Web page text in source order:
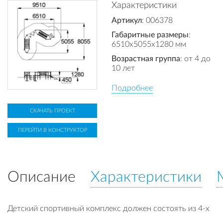
Характеристики
Артикул: 006378
Габаритные размеры:
6510x5055x1280 мм
Возрастная группа: от 4 до
10 лет
Подробнее
СКАЧАТЬ ПРОЕКТ
ПЕРЕЙТИ В КОНСТРУКТОР
Описание Характеристики
Детский спортивный комплекс должен состоять из 4-х